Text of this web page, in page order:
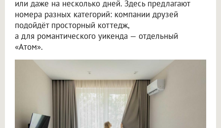
или даже на несколько дней. Здесь предлагают
номера разных категорий: компании друзей
подойдёт просторный коттедж,
а для романтического уикенда — отдельный
«Атом».